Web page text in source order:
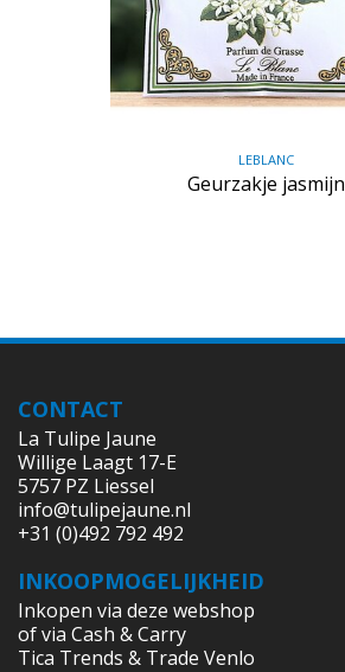
LEBLANC
Geurzakje jasmijn
CONTACT
La Tulipe Jaune
Willige Laagt 17-E
5757 PZ Liessel
info@tulipejaune.nl
+31 (0)492 792 492
INKOOPMOGELIJKHEID
Inkopen via deze webshop
of via Cash & Carry
Tica Trends & Trade Venlo